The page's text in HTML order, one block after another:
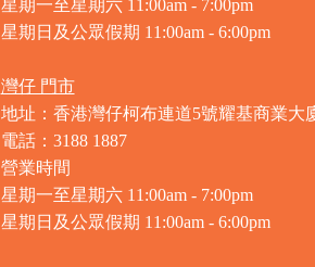
星期一至星期六 11:00am - 7:00pm
星期日及公眾假期 11:00am - 6:00pm
灣仔 門市
地址：香港灣仔柯布連道5號耀基商業大
電話：3188 1887
營業時間
星期一至星期六 11:00am - 7:00pm
星期日及公眾假期 11:00am - 6:00pm